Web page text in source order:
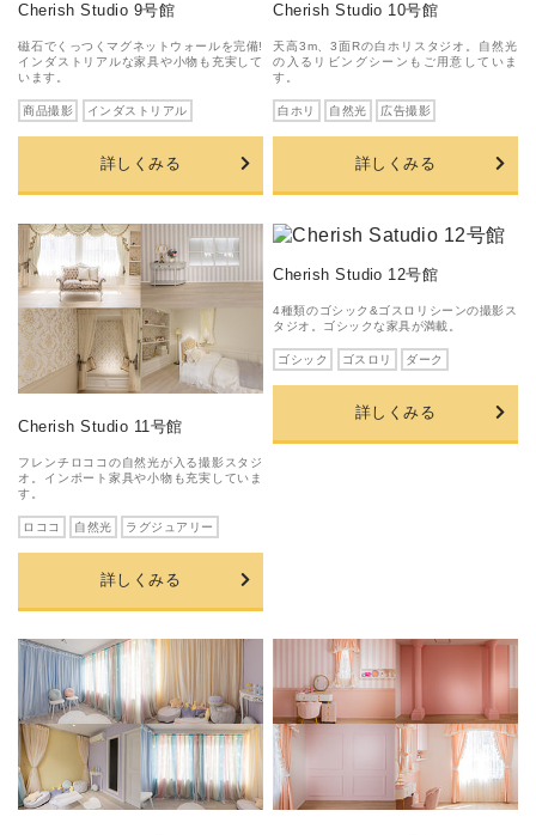
Cherish Studio 9号館
磁石でくっつくマグネットウォールを完備!
インダストリアルな家具や小物も充実して
います。
商品撮影 インダストリアル
詳しくみる
Cherish Studio 10号館
天高3m、3面Rの白ホリスタジオ。自然光
の入るリビングシーンもご用意していま
す。
白ホリ 自然光 広告撮影
詳しくみる
Cherish Studio 11号館
フレンチロココの自然光が入る撮影スタジ
オ。インポート家具や小物も充実していま
す。
ロココ 自然光 ラグジュアリー
詳しくみる
Cherish Studio 12号館
4種類のゴシック&ゴスロリシーンの撮影ス
タジオ。ゴシックな家具が満載。
ゴシック ゴスロリ ダーク
詳しくみる